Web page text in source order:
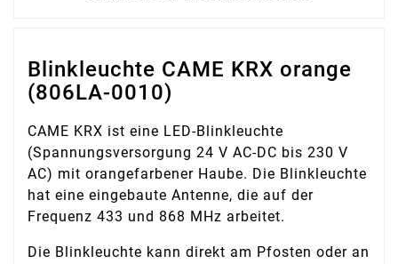
Blinkleuchte CAME KRX orange
(806LA-0010)
CAME KRX ist eine LED-Blinkleuchte
(Spannungsversorgung 24 V AC-DC bis 230 V
AC) mit orangefarbener Haube. Die Blinkleuchte
hat eine eingebaute Antenne, die auf der
Frequenz 433 und 868 MHz arbeitet.
Die Blinkleuchte kann direkt am Pfosten oder an